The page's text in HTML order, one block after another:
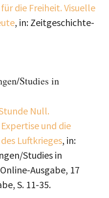
die Freiheit. Visuelle
, in: Zeitgeschichte-
Studies in
Null.
und die
Luftkrieges, in:
Studies in
Ausgabe, 17
S. 11-35.